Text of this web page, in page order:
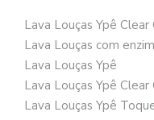
Lava Louças Ypê Clear
Lava Louças com
Lava Louças Ypê
Lava Louças Ypê Clear
Lava Louças Ypê